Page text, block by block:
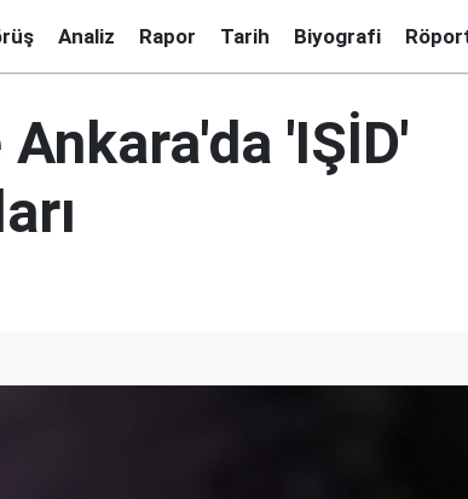
Analiz Rapor Tarih Biyografi
'IŞİD'